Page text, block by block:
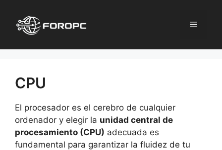
contenido
Menú
CPU
El procesador es el cerebro de cualquier
ordenador y elegir la unidad central de
procesamiento (CPU) adecuada es
fundamental para garantizar la fluidez de tu